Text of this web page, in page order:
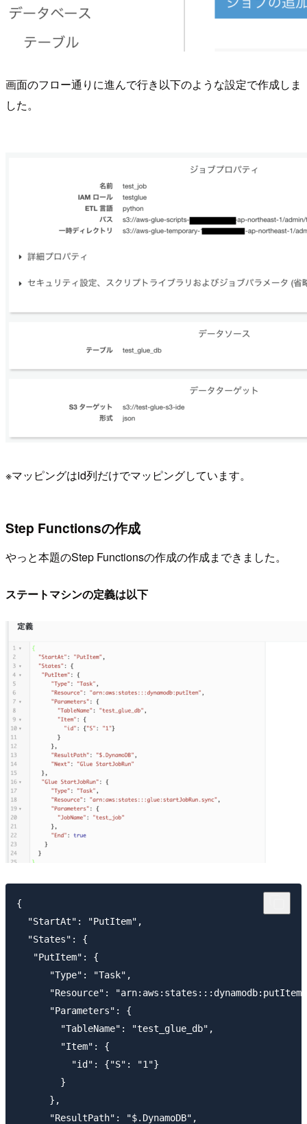
画面のフロー通りに進んで行き以下のような設定で作成しま
した。
※マッピングはid列だけでマッピングしています。
Step Functionsの作成
やっと本題のStep Functionsの作成の作成まできました。
ステートマシンの定義は以下
{
  "StartAt": "PutItem",
  "States": {
   "PutItem": {
      "Type": "Task",
"Resource":
      "Parameters": {
        "TableName": "test_glue_db",
        "Item": {
          "id": {"S": "1"}
        }
      },
      "ResultPath": "$.DynamoDB",